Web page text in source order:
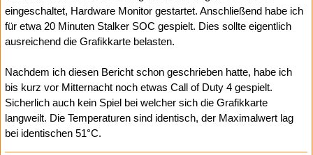
eingeschaltet, Hardware Monitor gestartet. Anschließend habe ich
für etwa 20 Minuten Stalker SOC gespielt. Dies sollte eigentlich
ausreichend die Grafikkarte belasten.
Nachdem ich diesen Bericht schon geschrieben hatte, habe ich
bis kurz vor Mitternacht noch etwas Call of Duty 4 gespielt.
Sicherlich auch kein Spiel bei welcher sich die Grafikkarte
langweilt. Die Temperaturen sind identisch, der Maximalwert lag
bei identischen 51°C.